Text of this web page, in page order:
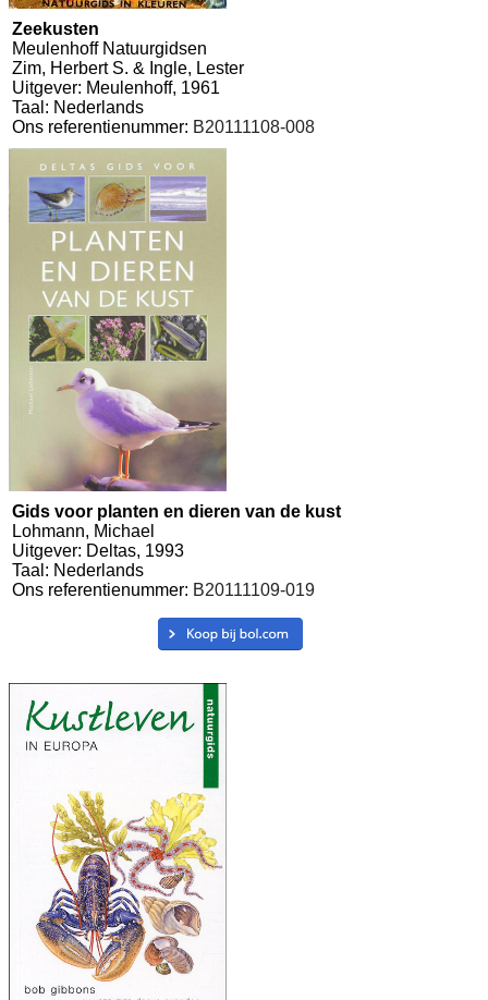
Zeekusten
Meulenhoff Natuurgidsen
Zim, Herbert S. & Ingle, Lester
Uitgever: Meulenhoff, 1961
Taal: Nederlands
Ons referentienummer: B20111108-008
Gids voor planten en dieren van de kust
Lohmann, Michael
Uitgever: Deltas, 1993
Taal: Nederlands
Ons referentienummer: B20111109-019